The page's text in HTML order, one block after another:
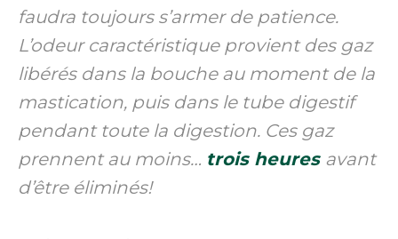
faudra toujours s’armer de patience.
L’odeur caractéristique provient des gaz
libérés dans la bouche au moment de la
mastication, puis dans le tube digestif
pendant toute la digestion. Ces gaz
prennent au moins… trois heures avant
d’être éliminés!